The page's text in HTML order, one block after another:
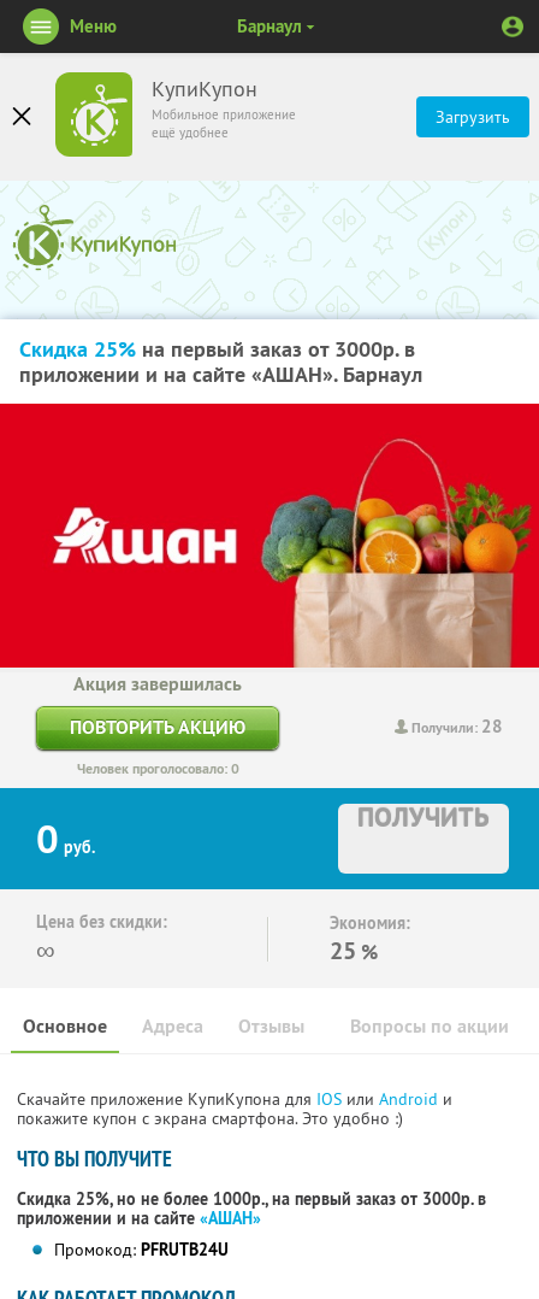
КупиКупон
Мобильное приложение
ещё удобнее
Загрузить
Меню Барнаул
Скидка 25% на первый заказ от 3000р. в
приложении и на сайте «АШАН». Барнаул
Получили: 28
Акция завершилась
ПОВТОРИТЬ АКЦИЮ
Человек проголосовало: 0
0 руб.
ПОЛУЧИТЬ
Цена без скидки:
∞
Экономия:
25 %
Основное Отзывы Вопросы по акции
Адреса
Скачайте приложение КупиКупона для IOS или Android и
покажите купон с экрана смартфона. Это удобно :)
ЧТО ВЫ ПОЛУЧИТЕ
Скидка 25%, но не более 1000р., на первый заказ от 3000р. в
приложении и на сайте «АШАН»
Промокод: PFRUTB24U